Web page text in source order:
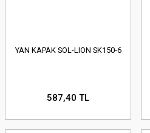
YAN KAPAK SOL-LION SK150-6
587,40 TL